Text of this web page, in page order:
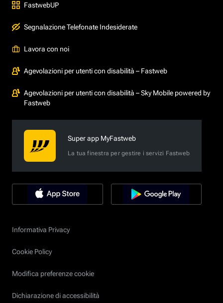
FastwebUP
Segnalazione Telefonate Indesiderate
Lavora con noi
Agevolazioni per utenti con disabilità – Fastweb
Agevolazioni per utenti con disabilità – Sky Mobile powered by
Fastweb
Super app MyFastweb
La tua finestra per gestire i servizi Fastweb
Informativa Privacy
Cookie Policy
Modifica preferenze cookie
Dichiarazione di accessibilità